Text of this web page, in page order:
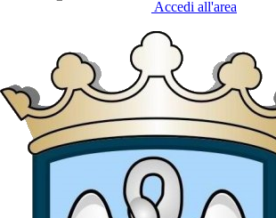
Accedi all'area